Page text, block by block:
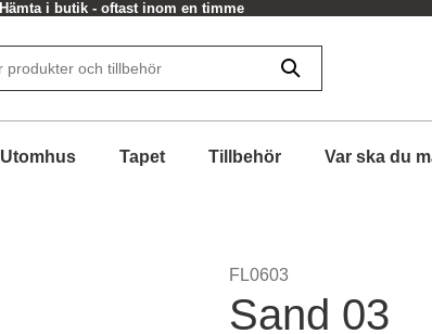
Hämta i butik - oftast inom en timme
Utomhus Tapet Tillbehör Var ska du
FL0603
Sand 03